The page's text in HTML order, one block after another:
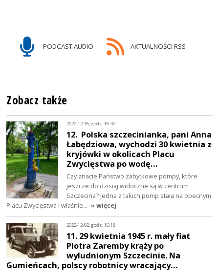
PODCAST AUDIO AKTUALNOŚCI RSS
Zobacz także
2022-12-16, godz. 16:32
12. Polska szczecinianka, pani Anna
Łabędziowa, wychodzi 30 kwietnia z
kryjówki w okolicach Placu
Zwycięstwa po wodę…
Czy znacie Państwo zabytkowe pompy, które
jeszcze do dzisiaj widoczne są w centrum
Szczecina? Jedna z takich pomp stała na obecnym
Placu Zwycięstwa i właśnie… » więcej
2022-12-02, godz. 16:18
11. 29 kwietnia 1945 r. mały fiat
Piotra Zaremby krąży po
wyludnionym Szczecinie. Na
Gumieńcach, polscy robotnicy wracający…